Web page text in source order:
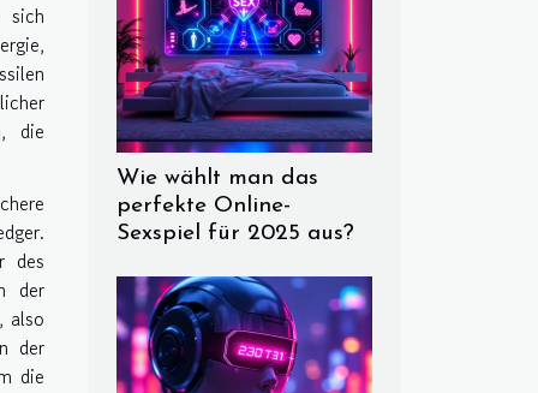
sich
die
des
der
also
der
die
Wie wählt man das
perfekte Online-
Sexspiel für 2025 aus?